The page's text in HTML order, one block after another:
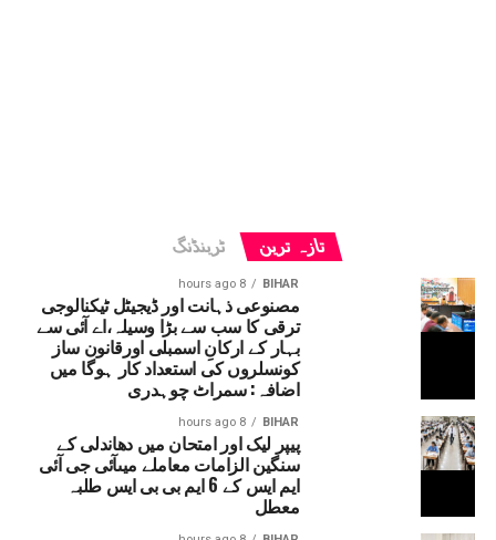
تازہ ترین ٹرینڈنگ
BIHAR
8 hours ago
مصنوعی ذہانت اور ڈیجیٹل ٹیکنالوجی
ترقی کا سب سے بڑا وسیلہ،اے آئی سے
بہار کے ارکانِ اسمبلی اورقانون ساز
کونسلروں کی استعداد کار ہوگا میں
اضافہ: سمراٹ چوہدری
BIHAR
8 hours ago
پیپر لیک اور امتحان میں دھاندلی کے
سنگین الزامات معاملے میںآئی جی آئی
ایم ایس کے 6 ایم بی بی ایس طلبہ
معطل